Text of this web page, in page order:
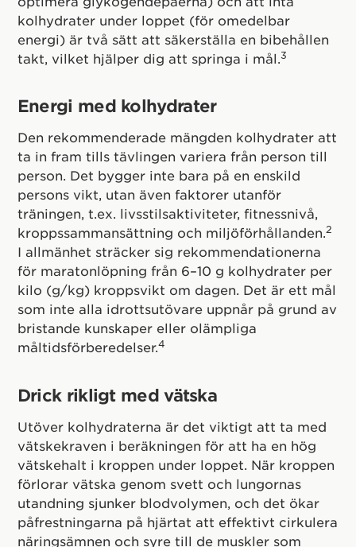
kolhydrater under loppet (för omedelbar
energi) är två sätt att säkerställa en bibehållen
takt, vilket hjälper dig att springa i mål. 3
Energi med kolhydrater
Den rekommenderade mängden kolhydrater att
ta in fram tills tävlingen variera från person till
person. Det bygger inte bara på en enskild
persons vikt, utan även faktorer utanför
träningen, t.ex. livsstilsaktiviteter, fitnessnivå,
kroppssammansättning och miljöförhållanden.2
I allmänhet sträcker sig rekommendationerna
för maratonlöpning från 6–10 g kolhydrater per
kilo (g/kg) kroppsvikt om dagen. Det är ett mål
som inte alla idrottsutövare uppnår på grund av
bristande kunskaper eller olämpliga
måltidsförberedelser.4
Drick rikligt med vätska
Utöver kolhydraterna är det viktigt att ta med
vätskekraven i beräkningen för att ha en hög
vätskehalt i kroppen under loppet. När kroppen
förlorar vätska genom svett och lungornas
utandning sjunker blodvolymen, och det ökar
påfrestningarna på hjärtat att effektivt cirkulera
näringsämnen och syre till de muskler som